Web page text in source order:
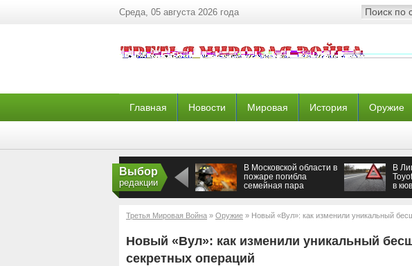
Среда, 05 августа 2026 года
Главная Новости Мировая История Оружие
Выбор
редакции
В Московской области в
пожаре погибла
семейная пара
В
в
Третья Мировая Война » Оружие » Новый «Вул»: как изменили уникальный
Новый «Вул»: как изменили уникальный
секретных операций